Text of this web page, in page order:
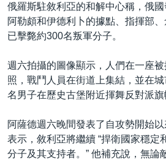
俄羅斯駐敘利亞的和解中心稱，俄
阿勒頗和伊德利卜的據點、指揮部
已擊斃約300名叛軍分子。
週六拍攝的圖像顯示，人們在一座
照，戰鬥人員在街道上集結，並在
名男子在歷史古堡附近揮舞反對派旗
阿薩德週六晚間發表了自攻勢開始
表示，敘利亞將繼續 “捍衛國家穩定
分子及其支持者。” 他補充說，無論